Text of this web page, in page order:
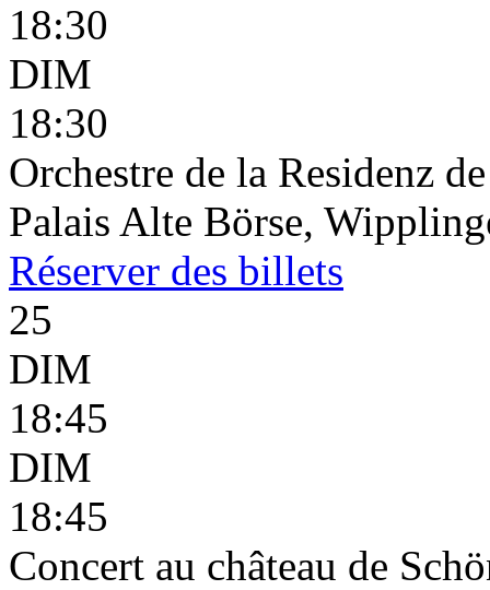
18:30
DIM
18:30
Orchestre de la Residenz
Palais Alte Börse,
Réserver des billets
25
DIM
18:45
DIM
18:45
Concert au château de